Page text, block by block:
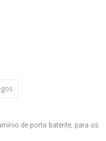
de porta batente, para os